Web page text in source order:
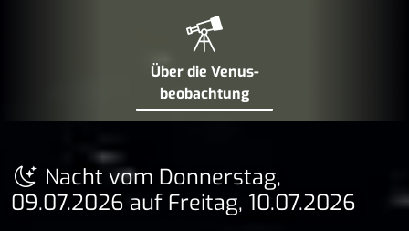
Über die Venus­
beobachtung
Nacht vom Donnerstag,
09.07.2026 auf Freitag, 10.07.2026